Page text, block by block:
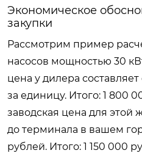
Экономическое
закупки
Рассмотрим пример
насосов мощностью 30
цена у дилера
за единицу. Итого: 1 800
заводская цена для этой
до терминала в вашем
рублей. Итого: 1 150 000